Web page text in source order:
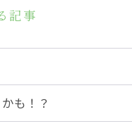
記事
も！？